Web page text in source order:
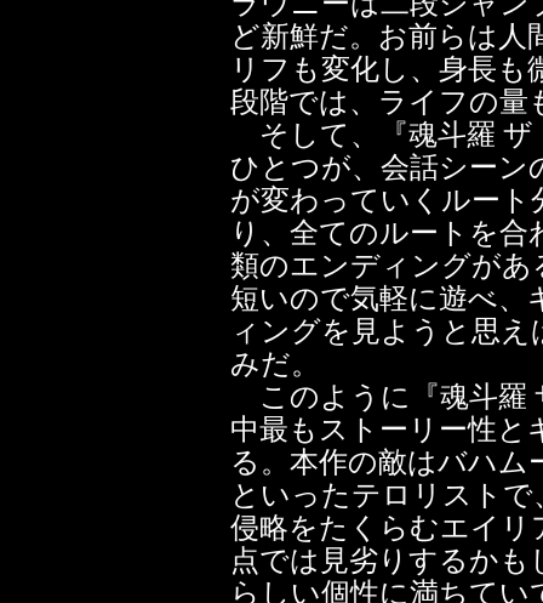
ど新鮮だ。お前らは
リフも変化し、身長
段階では、ライフの量
そして、『魂斗羅 ザ
ひとつが、会話シーン
が変わっていくルート
り、全てのルートを合
類のエンディングが
短いので気軽に遊べ
ィングを見ようと思
みだ。
このように『魂斗羅
中最もストーリー性と
る。本作の敵はバハ
といったテロリスト
侵略をたくらむエイ
点では見劣りするか
らしい個性に満ちてい